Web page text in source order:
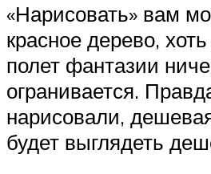
«Нарисовать» вам
красное дерево,
полет фантазии
огранивается.
нарисовали,
будет выглядеть